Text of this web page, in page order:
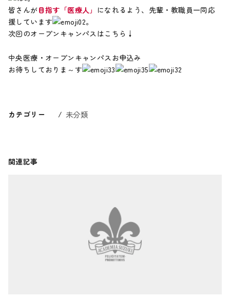
皆さんが目指す「医療人」 になれるよう、先輩・教職員一同応
援しています
。
次回のオープンキャンパスはこちら↓
中央医療・オープンキャンパスお申込み
お待ちしておりま～す
カテゴリー 未分類
関連記事